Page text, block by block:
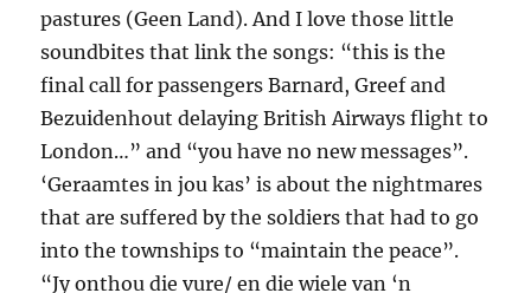
pastures (Geen Land). And I love those little
soundbites that link the songs: “this is the
final call for passengers Barnard, Greef and
Bezuidenhout delaying British Airways flight to
London…” and “you have no new messages”.
‘Geraamtes in jou kas’ is about the nightmares
that are suffered by the soldiers that had to go
into the townships to “maintain the peace”.
“Jy onthou die vure/ en die wiele van ‘n